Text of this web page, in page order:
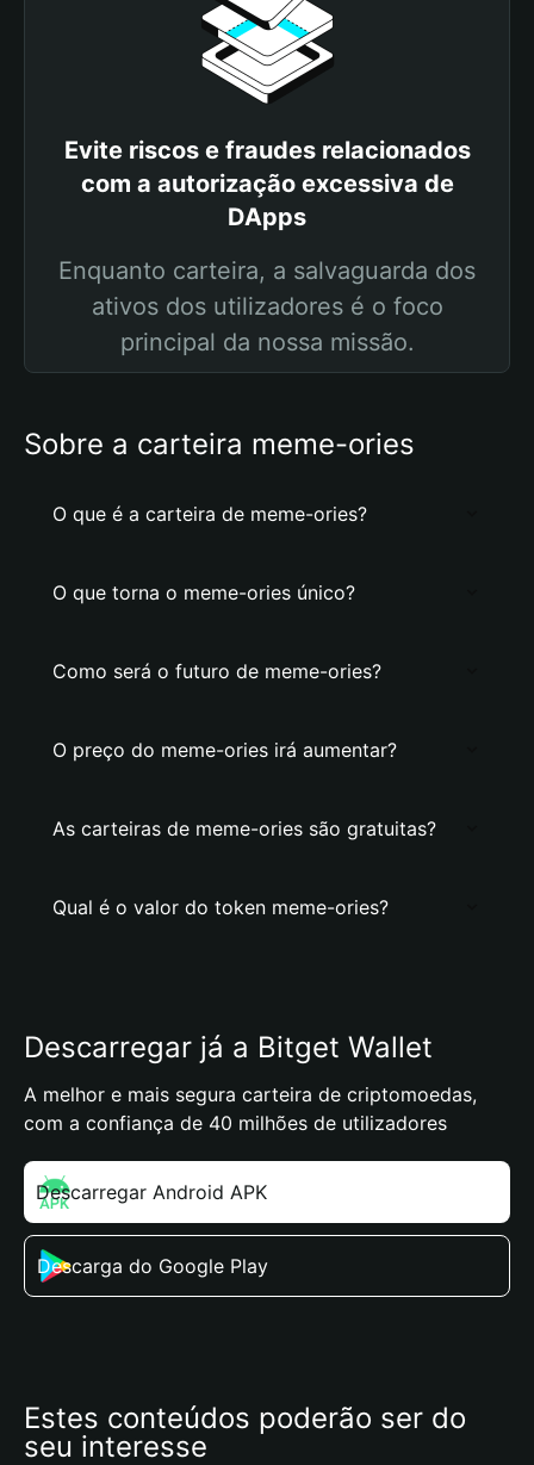
Evite riscos e fraudes relacionados
com a autorização excessiva de
DApps
Enquanto carteira, a salvaguarda dos
ativos dos utilizadores é o foco
principal da nossa missão.
Sobre a carteira meme-ories
O que é a carteira de meme-ories?
O que torna o meme-ories único?
Como será o futuro de meme-ories?
O preço do meme-ories irá aumentar?
As carteiras de meme-ories são gratuitas?
Qual é o valor do token meme-ories?
Descarregar já a Bitget Wallet
A melhor e mais segura carteira de criptomoedas,
com a confiança de 40 milhões de utilizadores
Descarregar Android APK
Descarga do Google Play
Estes conteúdos poderão ser do
seu interesse